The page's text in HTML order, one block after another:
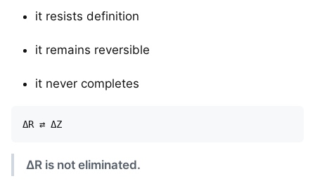
it resists definition
it remains reversible
it never completes
ΔR is not eliminated.